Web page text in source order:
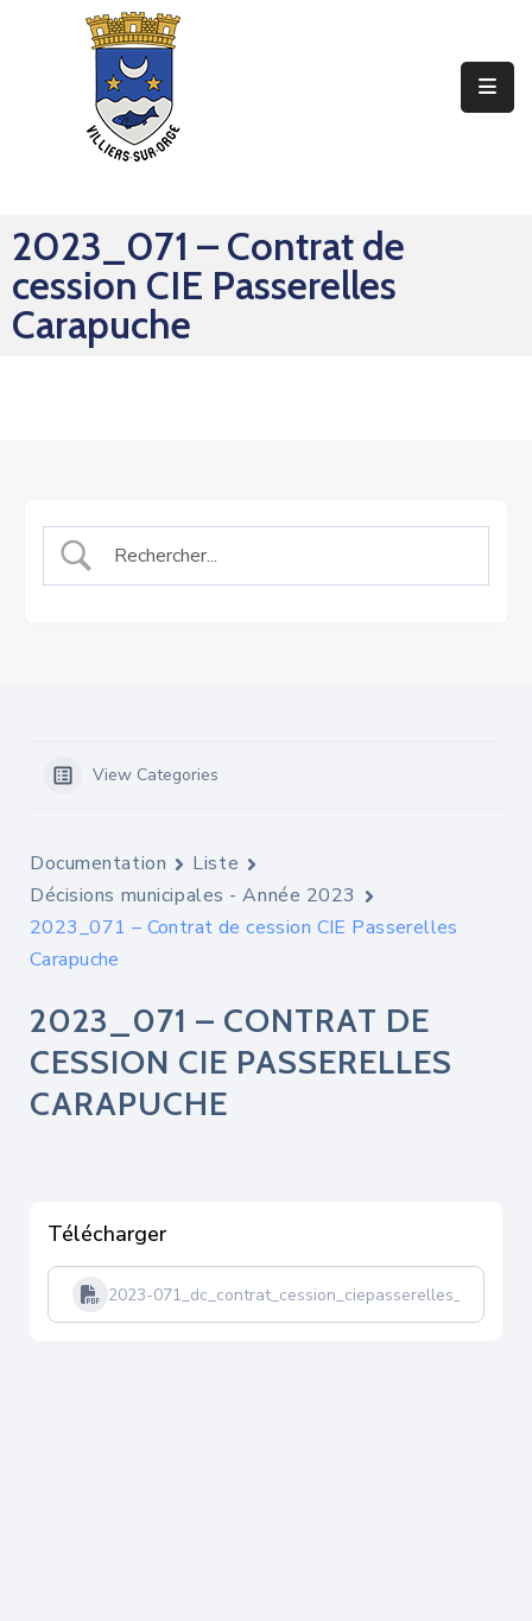
Sorties
2023_071 – Contrat de
cession CIE Passerelles
Carapuche
View Categories
Documentation
Liste
Décisions municipales - Année 2023
2023_071 – Contrat de cession CIE Passerelles
Carapuche
2023_071 – CONTRAT DE
CESSION CIE PASSERELLES
CARAPUCHE
Télécharger
2023-